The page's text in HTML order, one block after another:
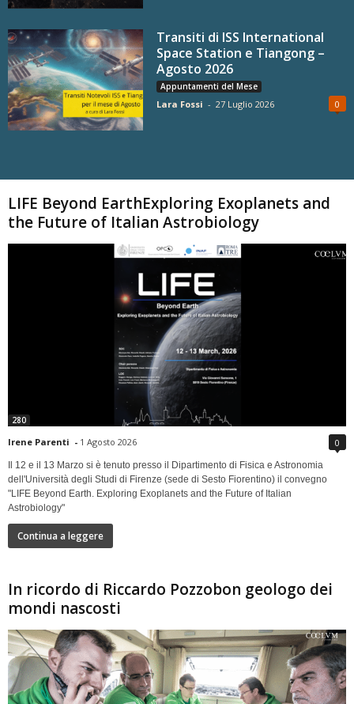
Transiti di ISS International
Space Station e Tiangong –
Agosto 2026
Appuntamenti del Mese
Lara Fossi - 27 Luglio 2026 0
LIFE Beyond EarthExploring Exoplanets and
the Future of Italian Astrobiology
280
Irene Parenti - 1 Agosto 2026 0
Il 12 e il 13 Marzo si è tenuto presso il Dipartimento di Fisica e Astronomia
dell'Università degli Studi di Firenze (sede di Sesto Fiorentino) il convegno
"LIFE Beyond Earth. Exploring Exoplanets and the Future of Italian
Astrobiology"
Continua a leggere
In ricordo di Riccardo Pozzobon geologo dei
mondi nascosti